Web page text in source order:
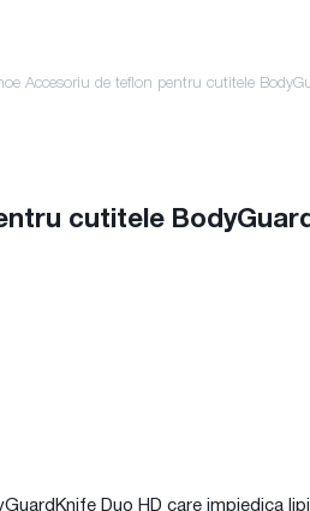
Accesoriu de teflon pentru cutitele
cutitele
Duo HD care impiedica